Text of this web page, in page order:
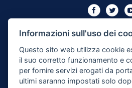
XIII
Dichiarazione di Accessibilità
Note Legali
Informazioni sull'uso dei
Questo sito web utilizza cookie
il suo corretto funzionamento e
per fornire servizi erogati da
ultimi saranno impostati solo